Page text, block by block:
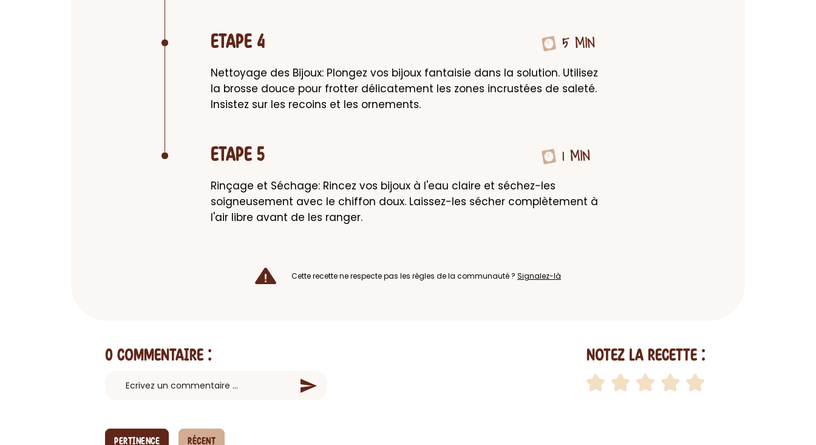
ETAPE 4 5 MIN
Nettoyage des Bijoux: Plongez vos bijoux fantaisie dans la solution. Utilisez
la brosse douce pour frotter délicatement les zones incrustées de saleté.
Insistez sur les recoins et les ornements.
ETAPE 5 1 MIN
Rinçage et Séchage: Rincez vos bijoux à l'eau claire et séchez-les
soigneusement avec le chiffon doux. Laissez-les sécher complètement à
l'air libre avant de les ranger.
Cette recette ne respecte pas les règles de la communauté ? Signalez-là
0 Commentaire : Notez la recette :
PERTINENCE RÉCENT